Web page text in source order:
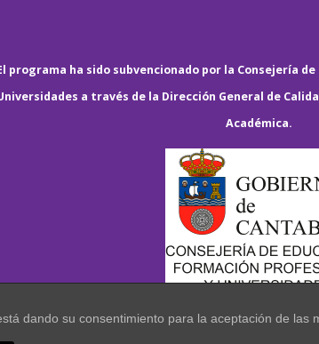
programa ha sido subvencionado por la Consejería
a través de la Dirección General de
Académica.
dando su consentimiento para la aceptación de las